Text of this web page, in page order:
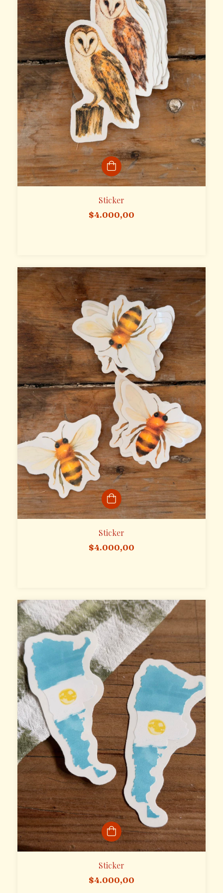
Sticker
$4.000,00
Sticker
$4.000,00
Sticker
$4.000,00